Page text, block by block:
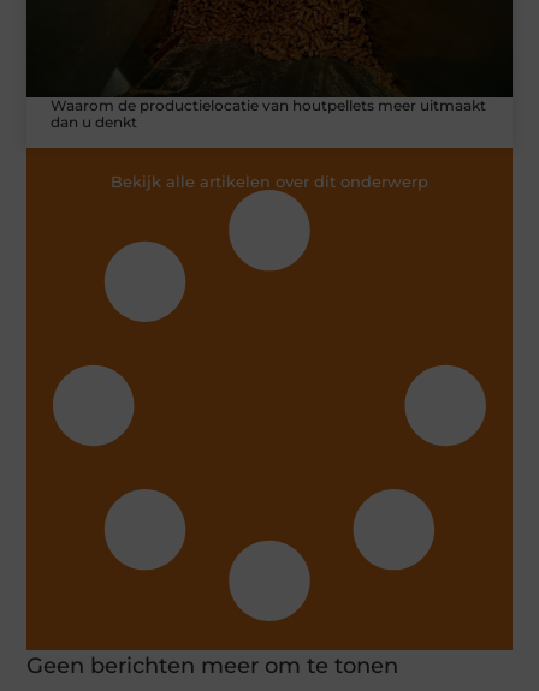
Waarom de productielocatie van houtpellets meer uitmaakt
dan u denkt
Bekijk alle artikelen over dit onderwerp
Geen berichten meer om te tonen